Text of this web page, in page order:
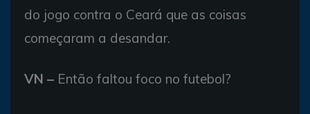
do jogo contra o Ceará que as coisas
começaram a desandar.
VN – Então faltou foco no futebol?